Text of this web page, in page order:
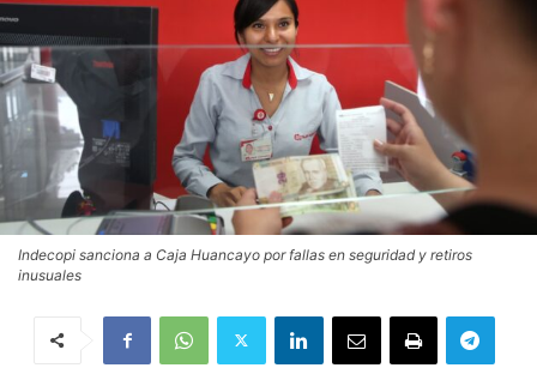
Indecopi sanciona a Caja Huancayo por fallas en seguridad y retiros
inusuales